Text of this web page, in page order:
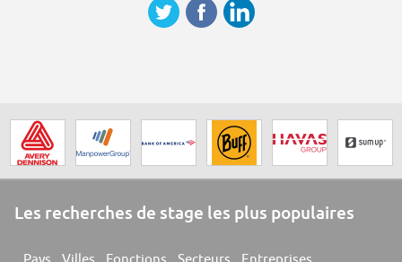
Les recherches de stage les plus populaires
Pays Villes Fonctions Secteurs Entreprises